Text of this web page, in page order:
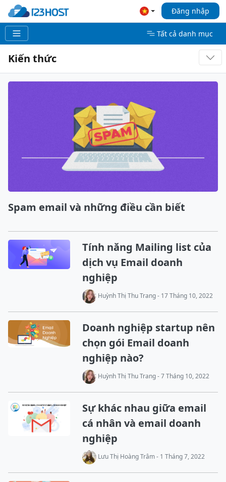
Đăng nhập
Tất cả danh mục
Kiến thức
Spam email và những điều cần biết
Tính năng Mailing list của
dịch vụ Email doanh
nghiệp
Huỳnh Thị Thu Trang - 17 Tháng 10, 2022
Doanh nghiệp startup nên
chọn gói Email doanh
nghiệp nào?
Huỳnh Thị Thu Trang - 7 Tháng 10, 2022
Sự khác nhau giữa email
cá nhân và email doanh
nghiệp
Lưu Thị Hoàng Trâm - 1 Tháng 7, 2022